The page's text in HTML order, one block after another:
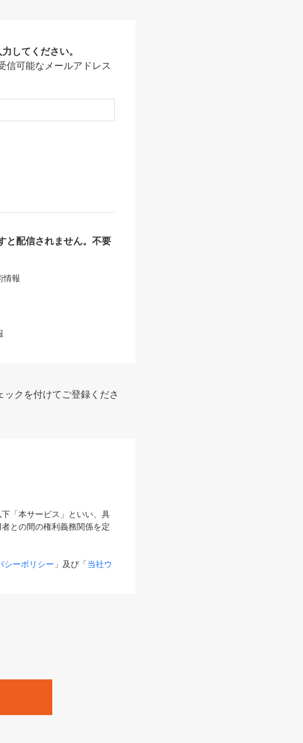
してください。
信可能なメールアドレス
と配信されません。不要
情報
クを付けてご登録くださ
「本サービス」といい、具
との間の権利義務関係を定
シーポリシー 」及び「当社ウ
合、変更後のサービスを含
います。
「Biz/Zine」「HRzine」